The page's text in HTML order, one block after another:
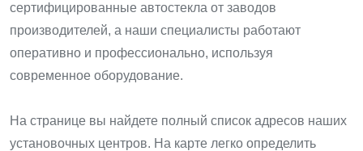
сертифицированные автостекла от заводов
производителей, а наши специалисты работают
оперативно и профессионально, используя
современное оборудование.
На странице вы найдете полный список адресов наших
установочных центров. На карте легко определить